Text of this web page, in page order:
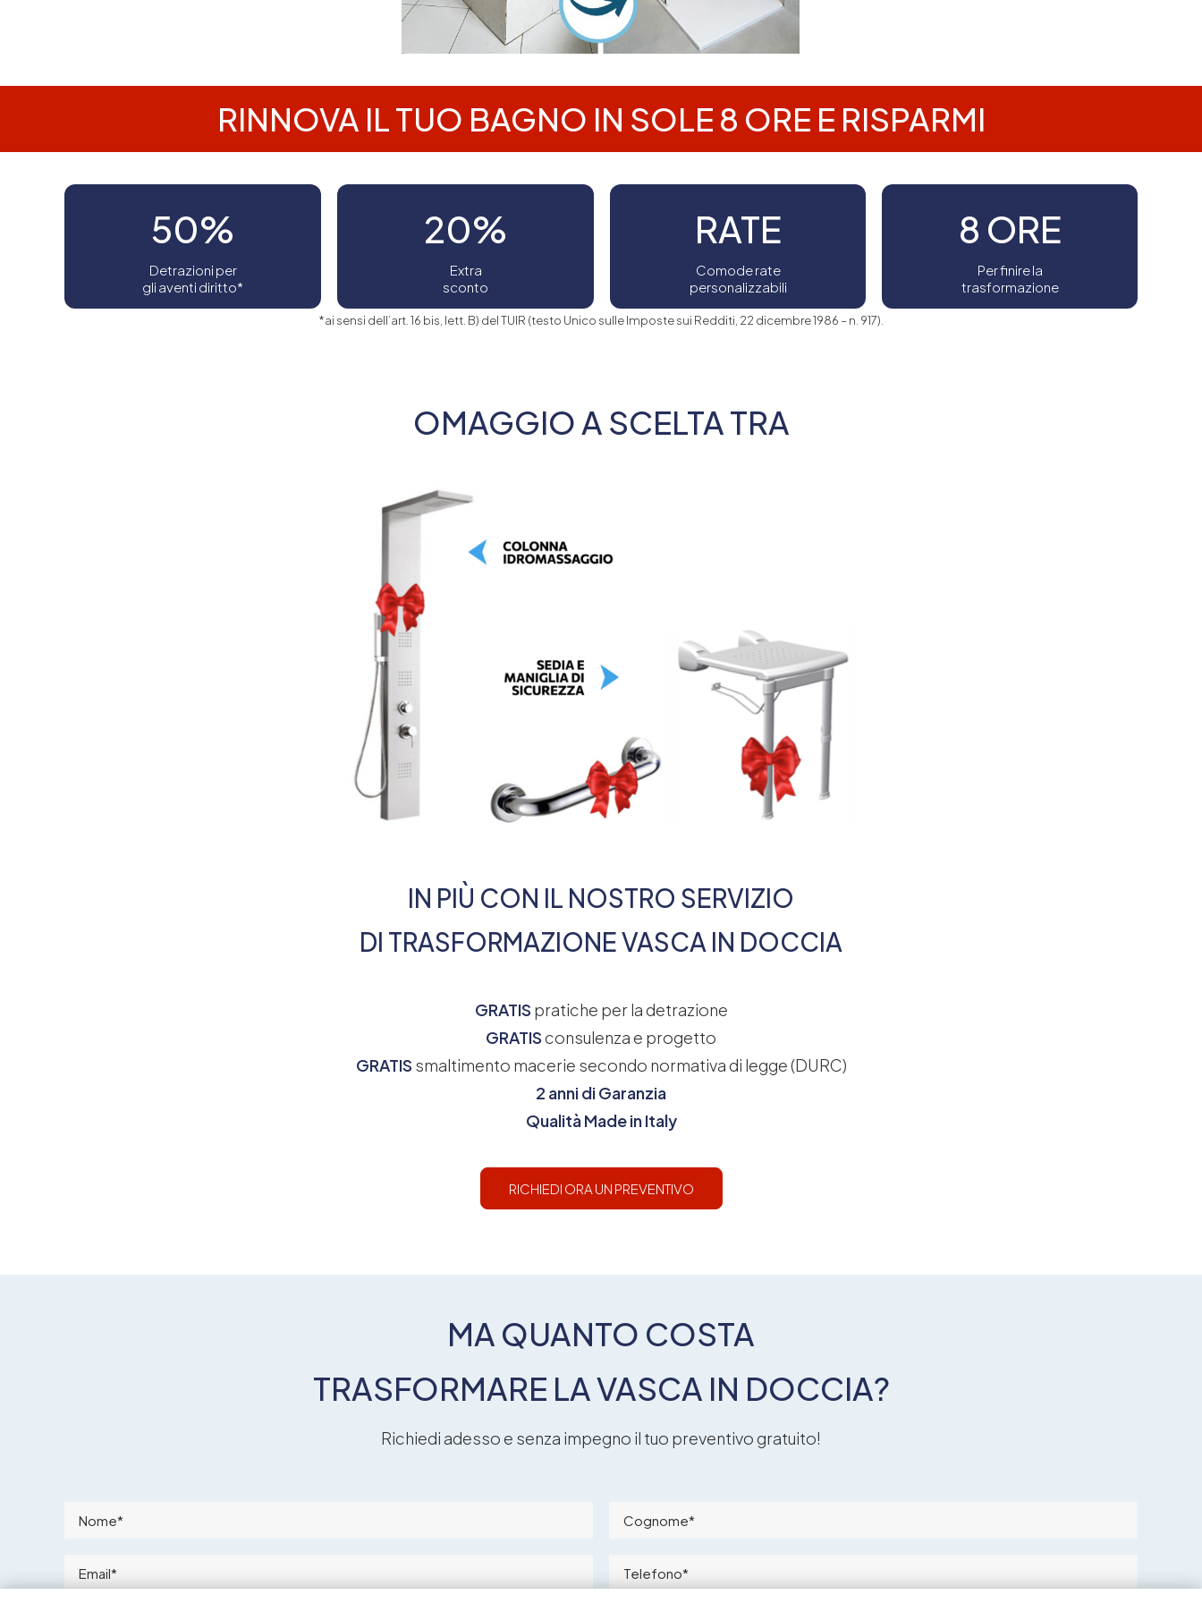
RINNOVA IL TUO BAGNO IN SOLE 8 ORE E RISPARMI
50%
Detrazioni per
gli aventi diritto*
20%
Extra
sconto
RATE
Comode rate
personalizzabili
8 ORE
Per finire la
trasformazione
*ai sensi dell’art. 16 bis, lett. B) del TUIR (testo Unico sulle Imposte sui Redditi, 22 dicembre 1986 – n. 917).
OMAGGIO A SCELTA TRA
IN PIÙ CON IL NOSTRO SERVIZIO
DI TRASFORMAZIONE VASCA IN DOCCIA
GRATIS pratiche per la detrazione
GRATISconsulenza e progetto
GRATIS smaltimento macerie secondo normativa di legge (DURC)
2 anni di Garanzia
Qualità Made in Italy
RICHIEDI ORA UN PREVENTIVO
MA QUANTO COSTA
TRASFORMARE LA VASCA IN DOCCIA?
Richiedi adesso e senza impegno il tuo preventivo gratuito!
leave
field
empty.